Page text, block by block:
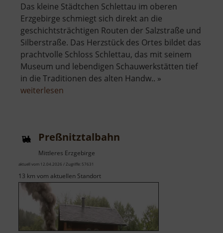
Das kleine Städtchen Schlettau im oberen
Erzgebirge schmiegt sich direkt an die
geschichtsträchtigen Routen der Salzstraße und
Silberstraße. Das Herzstück des Ortes bildet das
prachtvolle Schloss Schlettau, das mit seinem
Museum und lebendigen Schauwerkstätten tief
in die Traditionen des alten Handw.. »
weiterlesen
Preßnitztalbahn
Mittleres Erzgebirge
aktuell vom 12.04.2026 / Zugriffe: 57631
13 km vom aktuellen Standort